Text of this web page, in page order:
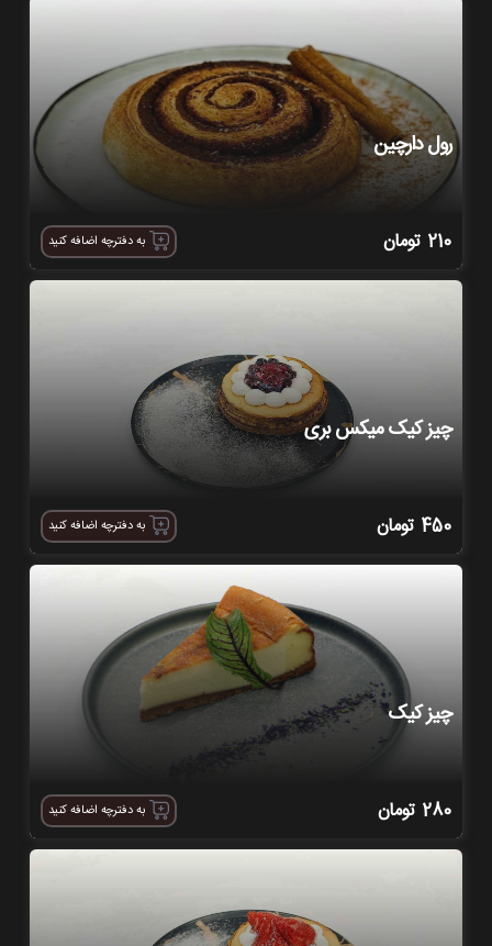
رول دارچین
210 تومان به دفترچه اضافه کنید
چیز کیک میکس بری
450 تومان به دفترچه اضافه کنید
چیز کیک
280 تومان به دفترچه اضافه کنید